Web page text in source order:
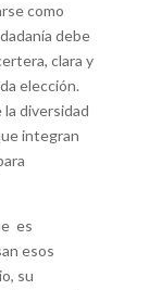
como
debe
clara y
elección.
diversidad
integran
es
esos
su